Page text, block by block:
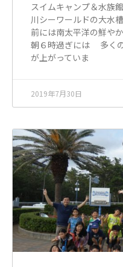
スイムキャンプ＆水族
川シーワールドの大水
前には南太平洋の鮮や
朝６時過ぎには 多く
が上がっていま
2019年7月30日